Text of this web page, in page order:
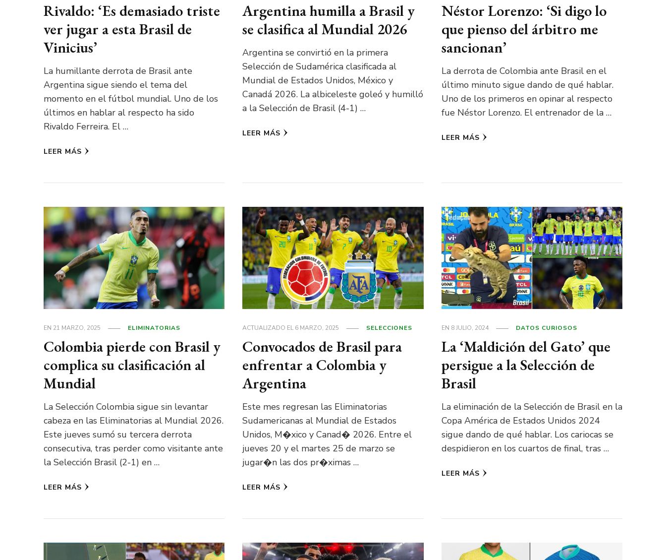
Rivaldo: ‘Es demasiado triste
ver jugar a esta Brasil de
Vinicius’
La humillante derrota de Brasil ante
Argentina sigue siendo el tema del
momento en el fútbol mundial. Uno de los
últimos en hablar al respecto ha sido
Rivaldo Ferreira. El …
LEER MÁS
Argentina humilla a Brasil y
se clasifica al Mundial 2026
Argentina se convirtió en la primera
Selección de Sudamérica clasificada al
Mundial de Estados Unidos, México y
Canadá 2026. La albiceleste goleó y humilló
a la Selección de Brasil (4-1) …
LEER MÁS
Néstor Lorenzo: ‘Si digo lo
que pienso del árbitro me
sancionan’
La derrota de Colombia ante Brasil en el
último minuto sigue dando de qué hablar.
Uno de los primeros en opinar al respecto
fue Néstor Lorenzo. El entrenador de la …
LEER MÁS
EN 21 MARZO, 2025 ELIMINATORIAS
Colombia pierde con Brasil y
complica su clasificación al
Mundial
La Selección Colombia sigue sin levantar
cabeza en las Eliminatorias al Mundial 2026.
Este jueves sumó su tercera derrota
consecutiva, tras perder como visitante ante
la Selección Brasil (2-1) en …
LEER MÁS
ACTUALIZADO EL6 MARZO, 2025 SELECCIONES
Convocados de Brasil para
enfrentar a Colombia y
Argentina
Este mes regresan las Eliminatorias
Sudamericanas al Mundial de Estados
Unidos, M�xico y Canad� 2026. Entre el
jueves 20 y el martes 25 de marzo se
jugar�n las dos pr�ximas …
LEER MÁS
EN 8 JULIO, 2024 DATOS CURIOSOS
La ‘Maldición del Gato’ que
persigue a la Selección de
Brasil
La eliminación de la Selección de Brasil en la
Copa América de Estados Unidos 2024
sigue dando de qué hablar. Los cariocas se
despidieron en los cuartos de final, tras …
LEER MÁS